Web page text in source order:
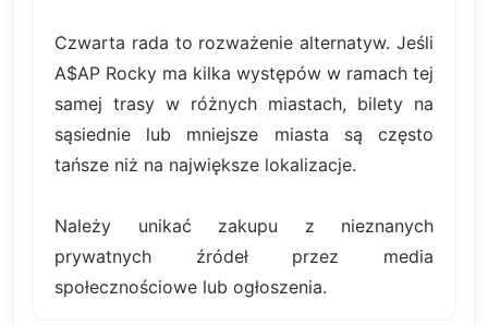
Czwarta rada to rozważenie alternatyw. Jeśli
A$AP Rocky ma kilka występów w ramach tej
samej trasy w różnych miastach, bilety na
sąsiednie lub mniejsze miasta są często
tańsze niż na największe lokalizacje.
Należy unikać zakupu z nieznanych
prywatnych źródeł przez media
społecznościowe lub ogłoszenia.